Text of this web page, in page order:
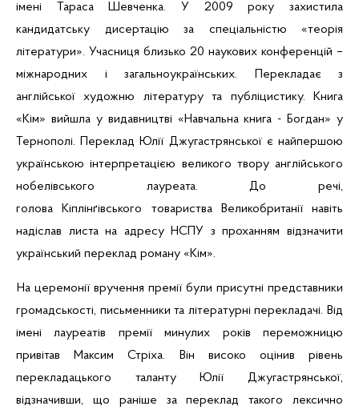
імені Тараса Шевченка. У 2009 року захистила
кандидатську
дисертацію за спеціальністю «теорія
літератури». Учасниця близько 20 наукових конференцій –
міжнародних і загальноукраїнських. Перекладає з
англійської художню літературута публіцистику. Книга
«Кім» вийшлау видавництві «Навчальнакнига - Богдан» у
Тернополі. Переклад Юлії Джугастрянськоїєнайпершою
українською інтерпретацією великого твору англійського
нобелівського лауреата. До речі,
голова
Кіплінґівського товариства Великобританії
навіть
надіслав листа на адресу НСПУ зпроханням
відзначити
український переклад роману «Кім».
На церемонії вручення премії були присутні представники
громадськості, письменники та літературні перекладачі. Від
імені лауреатів премії минулих років переможницю
привітав Максим Стріха. Він високо оцінив рівень
перекладацького таланту Юлії Джугастрянської,
відзначивши, що раніше за переклад такого лексично